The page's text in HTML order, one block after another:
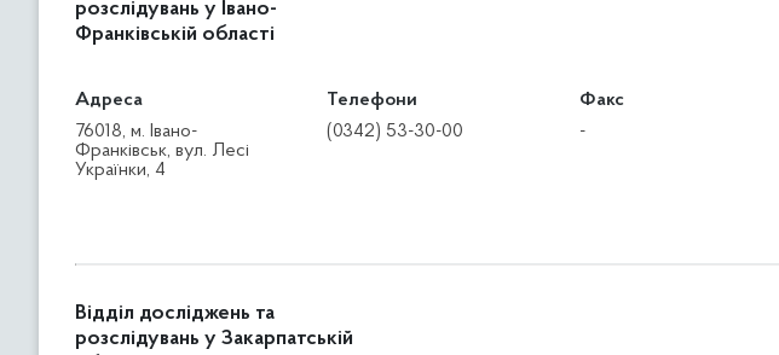
розслідувань у Івано-
Франківській області
Адреса
76018, м. Івано-
Франківськ, вул. Лесі
Українки, 4
Телефони
(0342) 53-30-00
Факс
-
Відділ досліджень та
розслідувань у Закарпатській